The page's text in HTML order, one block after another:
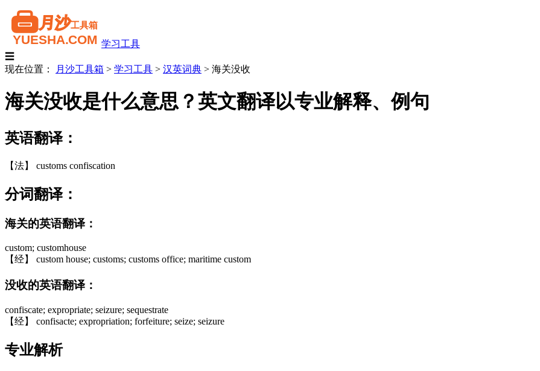
学习工具
☰
现在位置：
月沙工具箱 > 学习工具 > 汉英词典 > 海关没收
海关没收是什么意思？英文翻译以专业解释、例句
英语翻译：
【法】 customs confiscation
分词翻译：
海关的英语翻译：
custom; customhouse
【经】 custom house; customs; customs office; maritime custom
没收的英语翻译：
confiscate; expropriate; seizure; sequestrate
【经】 confisacte; expropriation; forfeiture; seize; seizure
专业解析